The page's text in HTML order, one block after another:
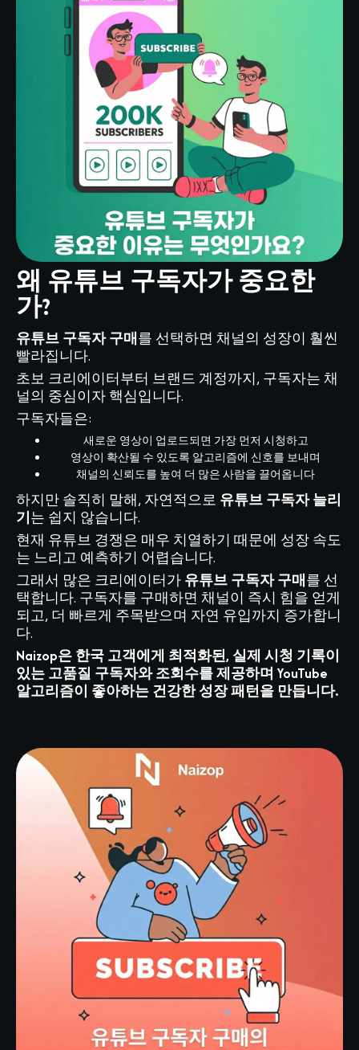
왜 유튜브 구독자가 중요한
가?
유튜브 구독자 구매를 선택하면 채널의 성장이 훨씬
빨라집니다.
초보 크리에이터부터 브랜드 계정까지, 구독자는 채
널의 중심이자 핵심입니다.
구독자들은:
새로운 영상이 업로드되면 가장 먼저 시청하고
영상이 확산될 수 있도록 알고리즘에 신호를 보내며
채널의 신뢰도를 높여 더 많은 사람을 끌어옵니다
하지만 솔직히 말해, 자연적으로 유튜브 구독자 늘리
기는 쉽지 않습니다.
현재 유튜브 경쟁은 매우 치열하기 때문에 성장 속도
는 느리고 예측하기 어렵습니다.
그래서 많은 크리에이터가 유튜브 구독자 구매를 선
택합니다. 구독자를 구매하면 채널이 즉시 힘을 얻게
되고, 더 빠르게 주목받으며 자연 유입까지 증가합니
다.
Naizop은 한국 고객에게 최적화된, 실제 시청 기록이
있는 고품질 구독자와 조회수를 제공하며 YouTube
알고리즘이 좋아하는 건강한 성장 패턴을 만듭니다.